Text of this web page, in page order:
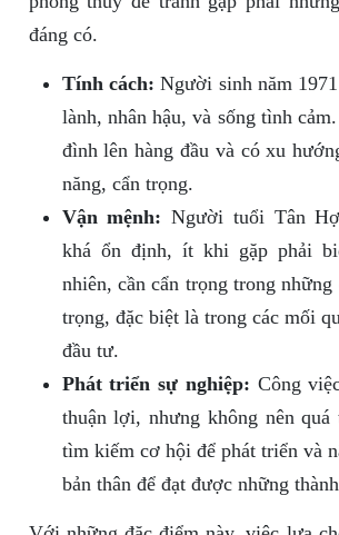
đáng có.
Tính cách: Người sinh năm
lành, nhân hậu, và sống tình
đình lên hàng đầu và có xu
năng, cẩn trọng.
Vận mệnh: Người tuổi Tân
khá ổn định, ít khi gặp phải
nhiên, cần cẩn trọng trong
trọng, đặc biệt là trong các mối
đầu tư.
Phát triển sự nghiệp: Công
thuận lợi, nhưng không nên
tìm kiếm cơ hội để phát triển và
bản thân để đạt được những